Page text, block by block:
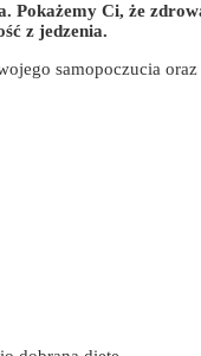
Ci, że
z jedzenia.
samopoczucia